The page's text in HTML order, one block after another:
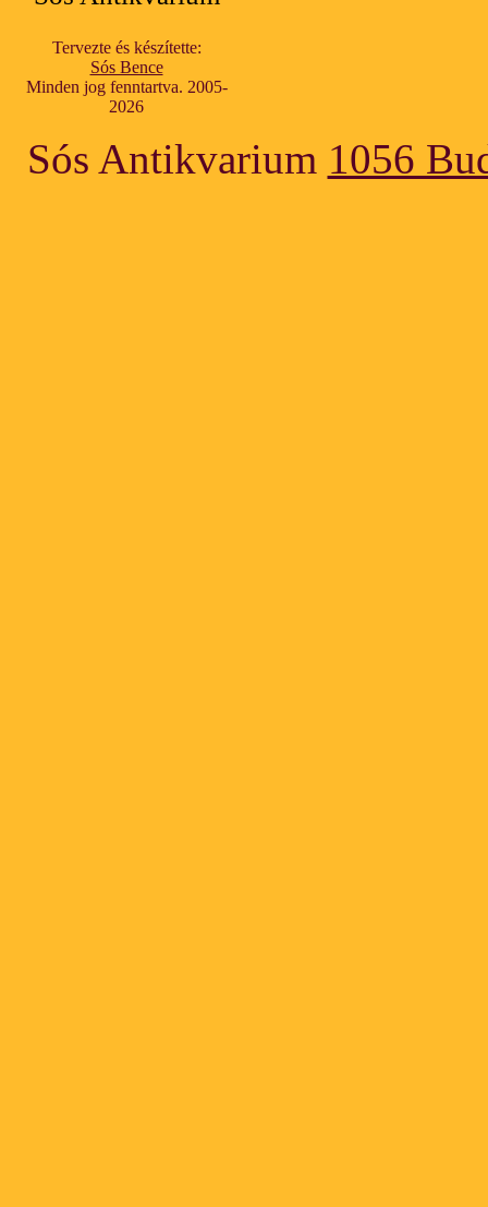
Tervezte és készítette:
Sós Bence
Minden jog fenntartva. 2005-
2026
Sós Antikvarium 1056